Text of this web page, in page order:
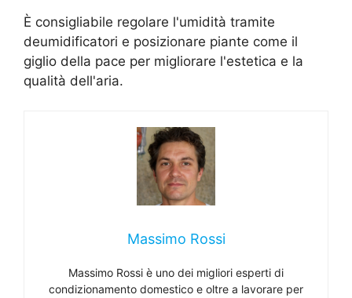
È consigliabile regolare l'umidità tramite
deumidificatori e posizionare piante come il
giglio della pace per migliorare l'estetica e la
qualità dell'aria.
Massimo Rossi
Massimo Rossi è uno dei migliori esperti di
condizionamento domestico e oltre a lavorare per